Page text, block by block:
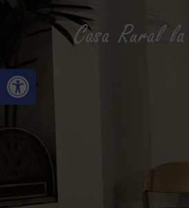
Abrir barra de herramientas